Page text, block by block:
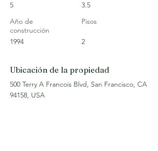
5
Año de
construcción
1994
3.5
Pisos
2
Ubicación de la propiedad
500 Terry A Francois Blvd, San Francisco, CA
94158, USA